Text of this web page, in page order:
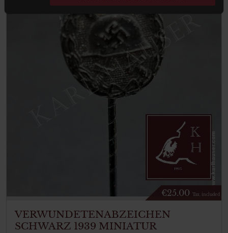
€25.00 Tax. included
VERWUNDETENABZEICHEN
SCHWARZ 1939 MINIATUR